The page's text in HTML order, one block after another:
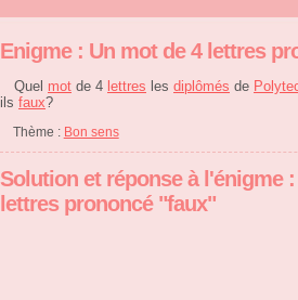
Enigme : Un mot de 4 lettres
Quel mot de 4 lettres les diplômés de
ils faux?
Thème : Bon sens
Solution et réponse à l'énigme
lettres prononcé "faux"